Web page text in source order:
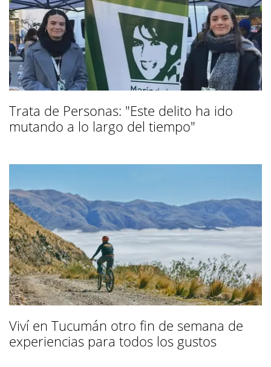
Trata de Personas: "Este delito ha ido
mutando a lo largo del tiempo"
Viví en Tucumán otro fin de semana de
experiencias para todos los gustos